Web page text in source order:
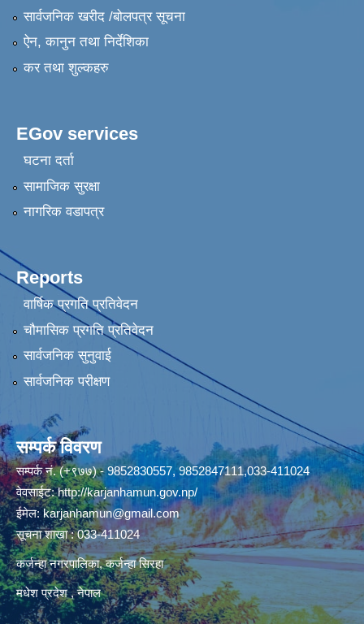
सार्वजनिक खरीद /बोलपत्र सूचना
ऐन, कानुन तथा निर्देशिका
कर तथा शुल्कहरु
EGov services
घटना दर्ता
सामाजिक सुरक्षा
नागरिक वडापत्र
Reports
वार्षिक प्रगति प्रतिवेदन
चौमासिक प्रगति प्रतिवेदन
सार्वजनिक सुनुवाई
सार्वजनिक परीक्षण
सम्पर्क विवरण
सम्पर्क नं. (+९७७) - 9852830557, 9852847111,033-411024
वेवसाईट:http://karjanhamun.gov.np/
ईमेल:karjanhamun@gmail.com
सूचना शाखा : 033-411024
कर्जन्हा नगरपालिका, कर्जन्हा सिरहा
मधेश प्रदेश , नेपाल